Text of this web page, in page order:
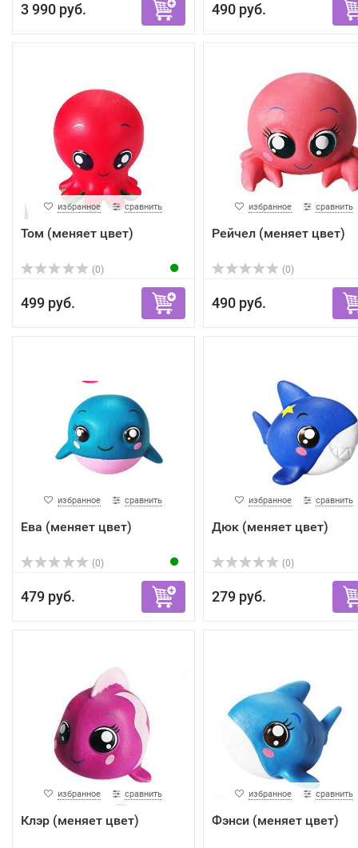
3 990 руб. 490 руб.
избранное сравнить
Том (меняет цвет)
(0)
499 руб.
избранное сравнить
Рейчел (меняет цвет)
(0)
490 руб.
избранное сравнить
Ева (меняет цвет)
(0)
479 руб.
избранное сравнить
Дюк (меняет цвет)
(0)
279 руб.
избранное сравнить
Клэр (меняет цвет)
избранное сравнить
Фэнси (меняет цвет)